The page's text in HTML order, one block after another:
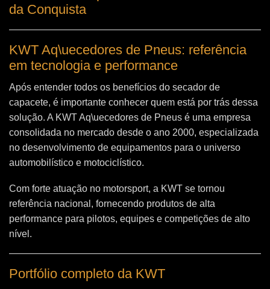
da Conquista
KWT Aq\uecedores de Pneus: referência
em tecnologia e performance
Após entender todos os benefícios do secador de
capacete, é importante conhecer quem está por trás dessa
solução. A KWT Aq\uecedores de Pneus é uma empresa
consolidada no mercado desde o ano 2000, especializada
no desenvolvimento de equipamentos para o universo
automobilístico e motociclístico.
Com forte atuação no motorsport, a KWT se tornou
referência nacional, fornecendo produtos de alta
performance para pilotos, equipes e competições de alto
nível.
Portfólio completo da KWT